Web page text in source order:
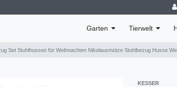
Garten Tierwelt
Set Stuhlhussen für Weihnachten Nikolausmütze Stuhlbezug Husse
KESSER